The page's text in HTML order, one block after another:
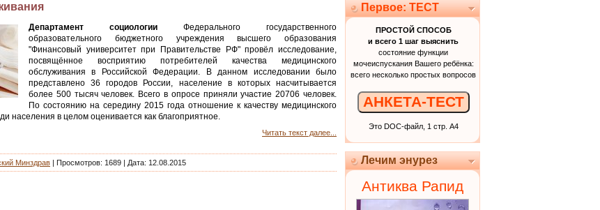
Департамент социологии Федерального государственного
образовательного бюджетного учреждения высшего образования
"Финансовый университет при Правительстве РФ" провёл исследование,
посвящённое восприятию потребителей качества медицинского
обслуживания в Российской Федерации. В данном исследовании было
представлено 36 городов России, население в которых насчитывается
более 500 тысяч человек. Всего в опросе приняли участие 20706 человек.
По состоянию на середину 2015 года отношение к качеству медицинского
населения в целом оценивается как благоприятное.
Читать текст далее...
Минздрав | Просмотров: 1689 | Дата: 12.08.2015
Первое: ТЕСТ
ПРОСТОЙ СПОСОБ
и всего 1 шаг выяснить
состояние функции
мочеиспускания Вашего ребёнка:
всего несколько простых вопросов
АНКЕТА-ТЕСТ
Это DOC-файл, 1 стр. А4
Лечим энурез
Антиква Рапид